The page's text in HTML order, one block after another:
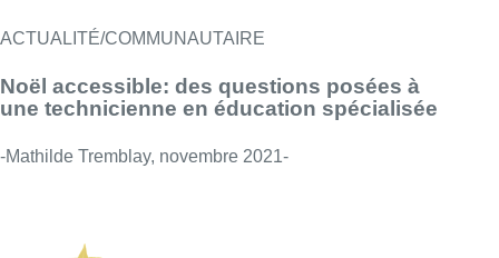
ACTUALITÉ/COMMUNAUTAIRE
Noël accessible: des questions posées à
une technicienne en éducation spécialisée
-Mathilde Tremblay, novembre 2021-